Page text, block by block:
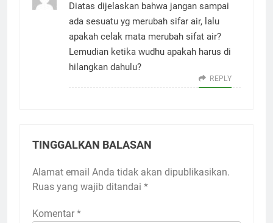
Diatas dijelaskan bahwa jangan sampai
ada sesuatu yg merubah sifar air, lalu
apakah celak mata merubah sifat air?
Lemudian ketika wudhu apakah harus di
hilangkan dahulu?
REPLY
TINGGALKAN BALASAN
Alamat email Anda tidak akan dipublikasikan.
Ruas yang wajib ditandai *
Komentar *